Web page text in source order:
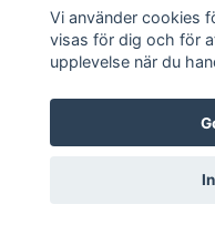
©
Vi använder cookies
visas för dig och för
upplevelse när du